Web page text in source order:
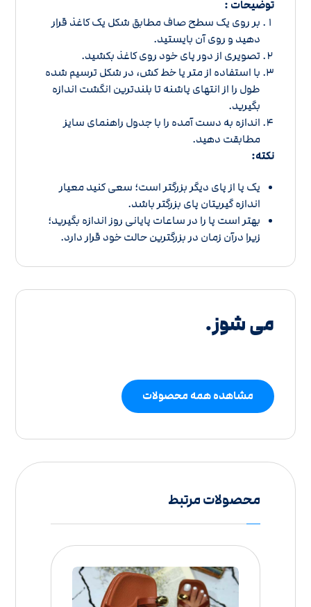
توضیحات :
بر روی یک سطح صاف مطابق شکل یک کاغذ قرار
دهید و روی آن بایستید.
تصویری از دور پای خود روی کاغذ بکشید.
با استفاده از متر یا خط کش، در شکل ترسیم شده
طول را از انتهای پاشنه تا بلندترین انگشت اندازه
بگیرید.
اندازه به دست آمده را باجدول راهنمای سایز
مطابقت دهید.
نکته:
یک پا از پای دیگر بزرگتر است؛ سعی کنید معیار
اندازه گیریتان پای بزرگتر باشد.
بهتر است پا را در ساعات پایانی روز اندازه بگیرید؛
زیرا درآن زمان در بزرگترین حالت خود قرار دارد.
می شوز.
مشاهده همه محصولات
محصولات مرتبط